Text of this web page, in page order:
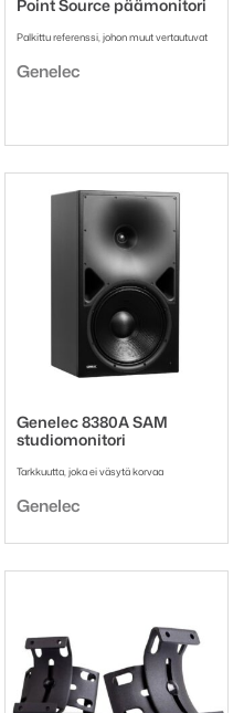
Point Source päämonitori
Palkittu referenssi, johon muut vertautuvat
Tuotemerkki:
Genelec
Genelec 8380A SAM
studiomonitori
Tarkkuutta, joka ei väsytä korvaa
Tuotemerkki:
Genelec